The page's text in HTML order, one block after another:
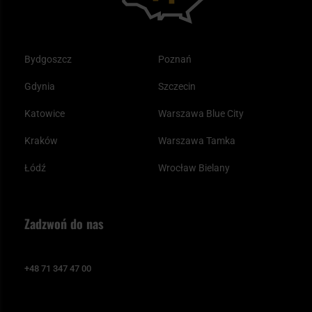
Bydgoszcz
Gdynia
Katowice
Kraków
Łódź
Poznań
Szczecin
Warszawa Blue City
Warszawa Tamka
Wrocław Bielany
Zadzwoń do nas
+48 71 347 47 00